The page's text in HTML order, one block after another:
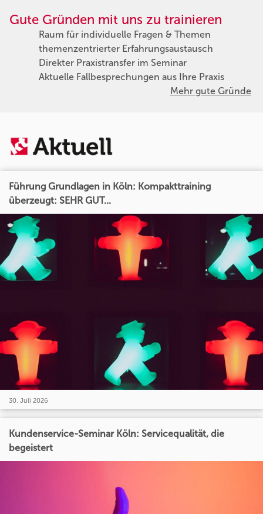
Gute Gründen mit uns zu trainieren
Raum für individuelle Fragen & Themen
themenzentrierter Erfahrungsaustausch
Direkter Praxistransfer im Seminar
Aktuelle Fallbesprechungen aus Ihre Praxis
Mehr gute Gründe
Führung Grundlagen in Köln: Kompakttraining
überzeugt: SEHR GUT...
30. Juli 2026
Kundenservice-Seminar Köln: Servicequalität, die
begeistert